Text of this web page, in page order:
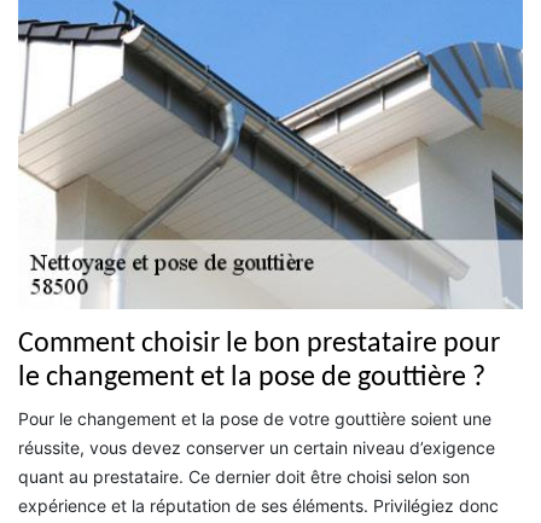
Comment choisir le bon prestataire pour
le changement et la pose de gouttière ?
Pour le changement et la pose de votre gouttière soient une
réussite, vous devez conserver un certain niveau d’exigence
quant au prestataire. Ce dernier doit être choisi selon son
expérience et la réputation de ses éléments. Privilégiez donc